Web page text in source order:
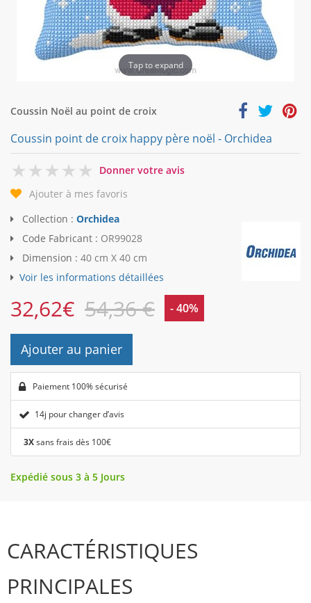
Tap to expand
Coussin Noël au point de croix
Coussin point de croix happy père noël - Orchidea
0
Donner votre avis
Ajouter à mes favoris
Collection : Orchidea
Code Fabricant : OR99028
Dimension : 40 cm X 40 cm
Voir les informations détaillées
32,62€ 54,36 € - 40%
Ajouter au panier
Paiement 100% sécurisé
14j pour changer d’avis
3Xsans frais dès 100€
Expédié sous 3 à 5 Jours
CARACTÉRISTIQUES
PRINCIPALES